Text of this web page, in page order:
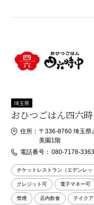
埼玉県
おひつごはん四六
住所： 〒336-8760 埼玉県
美園1階
電話番号： 080-7178-3363
チケットレストラン（エデンレッ
クレジット可 電子マネー可
禁煙 店内飲食 テイクア